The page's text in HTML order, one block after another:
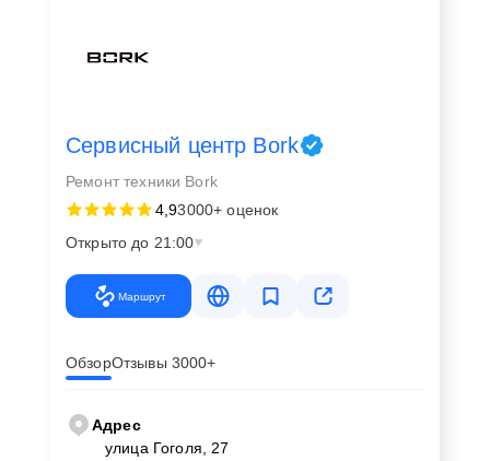
Сервисный центр Bork
Ремонт техники Bork
4,93000+ оценок
Открыто до 21:00
Маршрут
ОбзорОтзывы 3000+
Адрес
улица Гоголя, 27